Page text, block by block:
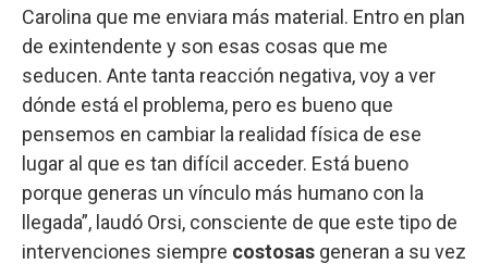
Carolina que me enviara más material. Entro en plan
de exintendente y son esas cosas que me
seducen. Ante tanta reacción negativa, voy a ver
dónde está el problema, pero es bueno que
pensemos en cambiar la realidad física de ese
lugar al que es tan difícil acceder. Está bueno
porque generas un vínculo más humano con la
llegada”, laudó Orsi, consciente de que este tipo de
intervenciones siempre costosas generan a su vez